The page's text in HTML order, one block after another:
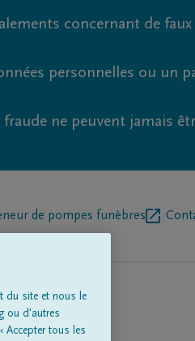
concernant de faux
personnelles ou un
ne peuvent jamais
de pompes funèbres
du site et nous le
ou d'autres
Accepter tous les